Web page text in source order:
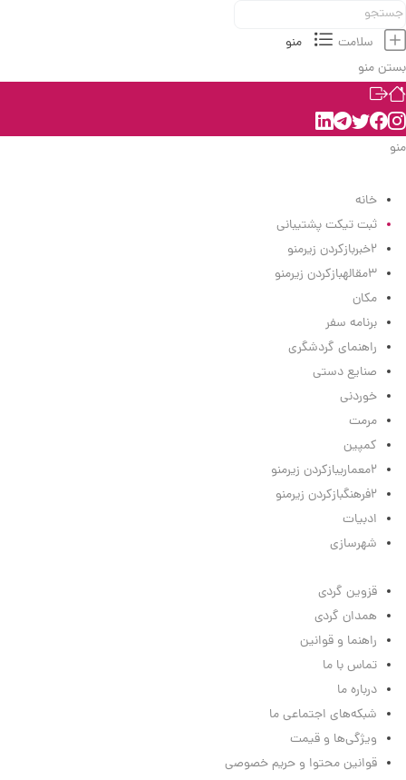
سلامت
منو
بستن منو
منو
خانه
ثبت تیکت پشتیبانی
2خبربازکردن زیرمنو
3مقالهبازکردن زیرمنو
مکان
برنامه سفر
راهنمای گردشگری
صنایع دستی
خوردنی
مرمت
کمپین
2معماریبازکردن زیرمنو
2فرهنگبازکردن زیرمنو
ادبیات
شهرسازی
قزوین گردی
همدان گردی
راهنما و قوانین
تماس با ما
درباره ما
شبکه‌های اجتماعی ما
ویژگی‌ها و قیمت
قوانین محتوا و حریم خصوصی